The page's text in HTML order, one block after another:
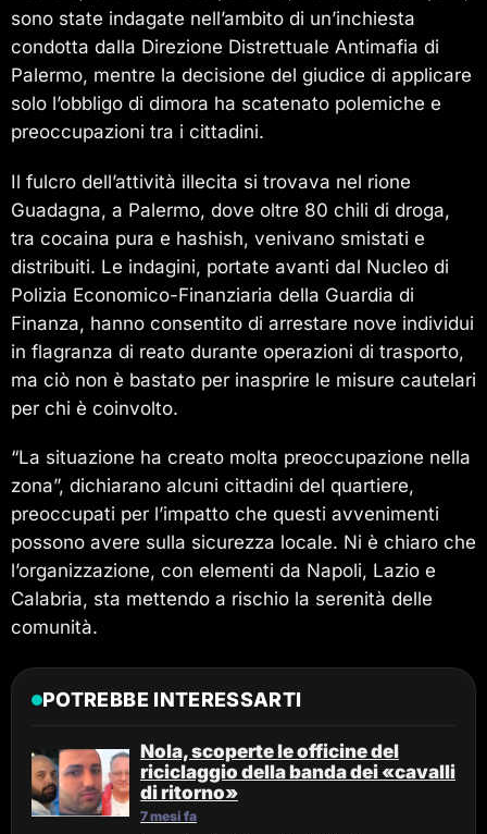
sono state indagate nell’ambito di un’inchiesta
condotta dalla Direzione Distrettuale Antimafia di
Palermo, mentre la decisione del giudice di applicare
solo l’obbligo di dimora ha scatenato polemiche e
preoccupazioni tra i cittadini.
Il fulcro dell’attività illecita si trovava nel rione
Guadagna, a Palermo, dove oltre 80 chili di droga,
tra cocaina pura e hashish, venivano smistati e
distribuiti. Le indagini, portate avanti dal Nucleo di
Polizia Economico-Finanziaria della Guardia di
Finanza, hanno consentito di arrestare nove individui
in flagranza di reato durante operazioni di trasporto,
ma ciò non è bastato per inasprire le misure cautelari
per chi è coinvolto.
“La situazione ha creato molta preoccupazione nella
zona”, dichiarano alcuni cittadini del quartiere,
preoccupati per l’impatto che questi avvenimenti
possono avere sulla sicurezza locale. Ni è chiaro che
l’organizzazione, con elementi da Napoli, Lazio e
Calabria, sta mettendo a rischio la serenità delle
comunità.
POTREBBE INTERESSARTI
Nola, scoperte le officine del
riciclaggio della banda dei «cavalli
di ritorno»
7 mesi fa